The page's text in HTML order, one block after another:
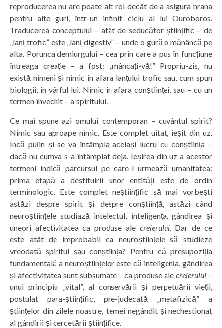
reproducerea nu are poate alt rol decât de a asigura hrana
pentru alte guri, într-un infinit ciclu al lui Ouroboros.
Traducerea conceptului – atât de seducător științific – de
„lanț trofic” este „lanț digestiv” – unde o gură o mănâncă pe
alta. Porunca demiurgului – cea prin care a pus în funcțiune
întreaga creație – a fost: „mâncați-vă!” Propriu-zis, nu
există nimeni și nimic în afara lanțului trofic sau, cum spun
biologii, în vârful lui. Nimic în afara conștiinței, sau – cu un
termen învechit – a spiritului.
Ce mai spune azi omului contemporan – cuvântul spirit?
Nimic sau aproape nimic. Este complet uitat, ieșit din uz.
Încă puțin și se va întâmpla același lucru cu conștiința –
dacă nu cumva s-a întâmplat deja. Ieșirea din uz a acestor
termeni indică parcursul pe care-l urmează umanitatea:
prima etapă a destituirii unor entități este de ordin
terminologic. Este complet neștiințific să mai vorbești
astăzi despre spirit și despre conștiință, astăzi când
neuroștiințele studiază intelectul, inteligența, gândirea și
uneori afectivitatea ca produse ale creierului. Dar de ce
este atât de improbabil ca neuroștiințele să studieze
vreodată spiritul sau conștiința? Pentru că presupoziția
fundamentală a neuroștiințelor este că inteligența, gândirea
și afectivitatea sunt subsumate – ca produse alecreierului –
unui principiu „vital”, al conservării și perpetuării vieții,
postulat para-științific, pre-judecată „metafizică” a
științelor din zilele noastre, temei negândit și nechestionat
al gândirii și cercetării științifice.